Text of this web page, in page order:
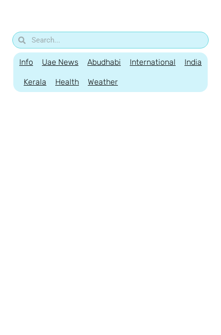
Info Uae News Abudhabi International India
Kerala Health Weather